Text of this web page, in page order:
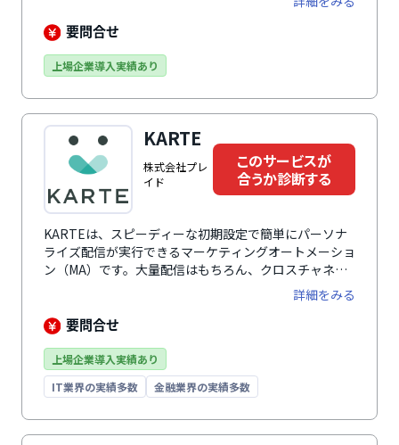
統合ナレッジをGUIに昇華させた技術のデータパレット
が特徴です。Webサイト上の行動履歴や企業が持つ顧客
情報や天気の情報までもを取込み、関連付けることで多
イトを導き出し、最適なマーケティングが可能となりま
す。サイトに訪れた顧客の行動情報をもとに、適切なタ
イミングでバナーを表示しクーポンを配布したり、告知
するなどのアプローチも可能です。
要問合せ
上場企業導入実績あり
KARTE
株式会社プレ
イド
このサービスが
合うか診断する
KARTEは、スピーディーな初期設定で簡単にパーソナ
ライズ配信が実行できるマーケティングオートメーショ
ン（MA）です。大量配信はもちろん、クロスチャネル
詳細をみる
要問合せ
上場企業導入実績あり
IT業界の実績多数
金融業界の実績多数